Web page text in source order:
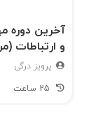
آخرین دوره
و ارتباطات (مرداد
پرویز درگی